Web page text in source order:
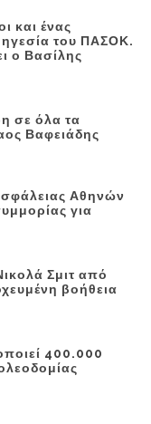
και ένας
ηγεσία του ΠΑΣΟΚ.
ο Βασίλης
σε όλα τα
Βαφειάδης
Αθηνών
για
Σμιτ από
βοήθεια
400.000